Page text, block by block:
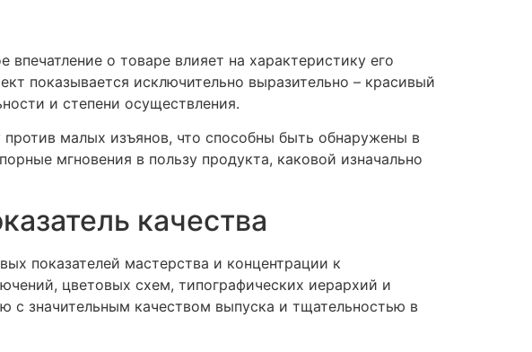
о товаре влияет на характеристику его
показывается исключительно выразительно – красивый
и степени осуществления.
малых изъянов, что способны быть обнаружены в
мгновения в пользу продукта, каковой изначально
качества
показателей мастерства и концентрации к
цветовых схем, типографических иерархий и
с значительным качеством выпуска и тщательностью в